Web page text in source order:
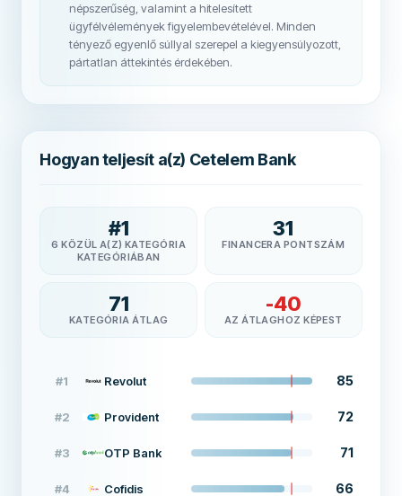
népszerűség, valamint a hitelesített
ügyfélvélemények figyelembevételével. Minden
tényező egyenlő súllyal szerepel a kiegyensúlyozott,
pártatlan áttekintés érdekében.
Hogyan teljesít a(z) Cetelem Bank
#1
6 KÖZÜL A(Z) KATEGÓRIA
KATEGÓRIÁBAN
31
FINANCERA PONTSZÁM
71
KATEGÓRIA ÁTLAG
-40
AZ ÁTLAGHOZ KÉPEST
#1 Revolut 85
#2 Provident 72
#3 OTP Bank 71
#4 Cofidis 66